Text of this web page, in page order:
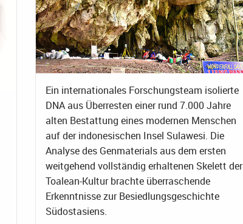
Ein internationales Forschungsteam isolierte
DNA aus Überresten einer rund 7.000 Jahre
alten Bestattung eines modernen Menschen
auf der indonesischen Insel Sulawesi. Die
Analyse des Genmaterials aus dem ersten
weitgehend vollständig erhaltenen Skelett der
Toalean-Kultur brachte überraschende
Erkenntnisse zur Besiedlungsgeschichte
Südostasiens.